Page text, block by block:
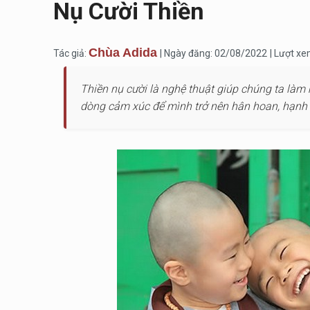
Nụ Cười Thiền
Tác giả: Chùa Adida | Ngày đăng: 02/08/2022 | Lượt
Thiền nụ cười là nghệ thuật giúp chúng ta
dòng cảm xúc để mình trở nên hân hoan,